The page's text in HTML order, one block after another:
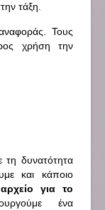
τάξη.
Τους
χρήση την
τη δυνατότητα
και κάποιο
αρχείο για το
ένα